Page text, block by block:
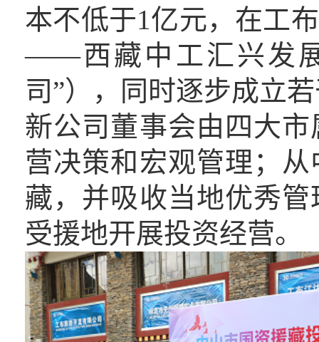
本不低于1亿元，在工
——西藏中工汇兴发
司”），同时逐步成立
新公司董事会由四大
营决策和宏观管理；
藏，并吸收当地优秀
受援地开展投资经营。